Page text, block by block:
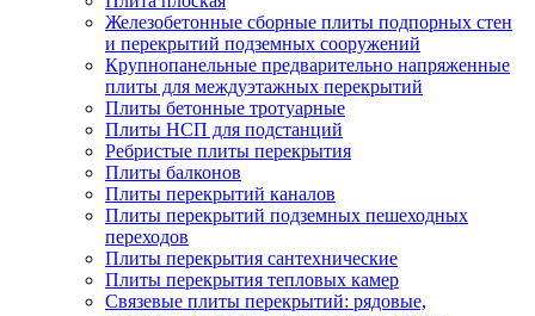
Железобетонные сборные плиты подпорных стен
и перекрытий подземных сооружений
Крупнопанельные предварительно напряженные
плиты для междуэтажных перекрытий
Плиты бетонные тротуарные
Плиты НСП для подстанций
Ребристые плиты перекрытия
Плиты балконов
Плиты перекрытий каналов
Плиты перекрытий подземных пешеходных
переходов
Плиты перекрытия сантехнические
Плиты перекрытия тепловых камер
Связевые плиты перекрытий: рядовые,